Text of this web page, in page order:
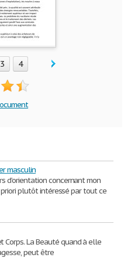
3 4
masculin
d’orientation concernant mon
plutôt intéressé par tout ce
Corps. La Beauté quand à elle
peut être